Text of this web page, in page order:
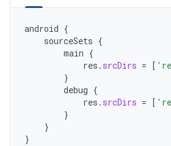
android {
sourceSets {
main {
res . srcDirs = [
}
debug {
res . srcDirs = [
}
}
}